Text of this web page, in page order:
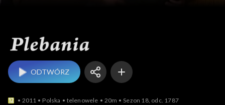
ODTWÓRZ
2011 Polska telenowele 20m Sezon 18, odc. 1787